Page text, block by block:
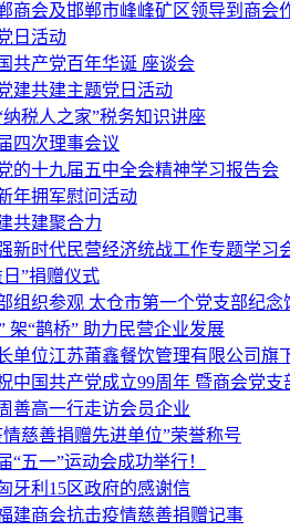
商会及邯郸市峰峰矿区领导到商会
日活动
共产党百年华诞 座谈会
建共建主题党日活动
税人之家”税务知识讲座
四次理事会议
的十九届五中全会精神学习报告会
年拥军慰问活动
共建聚合力
新时代民营经济统战工作专题学习
”捐赠仪式
组织参观 太仓市第一个党支部纪念
架“鹊桥” 助力民营企业发展
单位江苏莆鑫餐饮管理有限公司旗
中国共产党成立99周年 暨商会党支
善高一行走访会员企业
慈善捐赠先进单位”荣誉称号
“五一”运动会成功举行！
牙利15区政府的感谢信
商会抗击疫情慈善捐赠记事